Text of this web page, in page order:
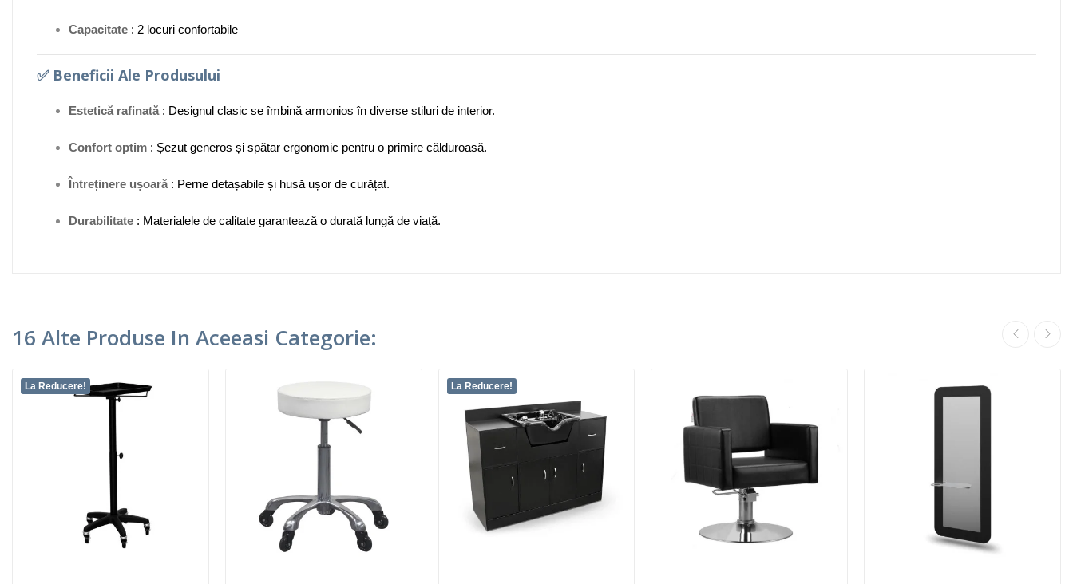
Capacitate : 2 locuri confortabile
✅ Beneficii Ale Produsului
Estetică rafinată : Designul clasic se îmbină armonios în diverse stiluri de interior.
Confort optim : Șezut generos și spătar ergonomic pentru o primire călduroasă.
Întreținere ușoară : Perne detașabile și husă ușor de curățat.
Durabilitate : Materialele de calitate garantează o durată lungă de viață.
16 Alte Produse In Aceeasi Categorie:
La Reducere! La Reducere!